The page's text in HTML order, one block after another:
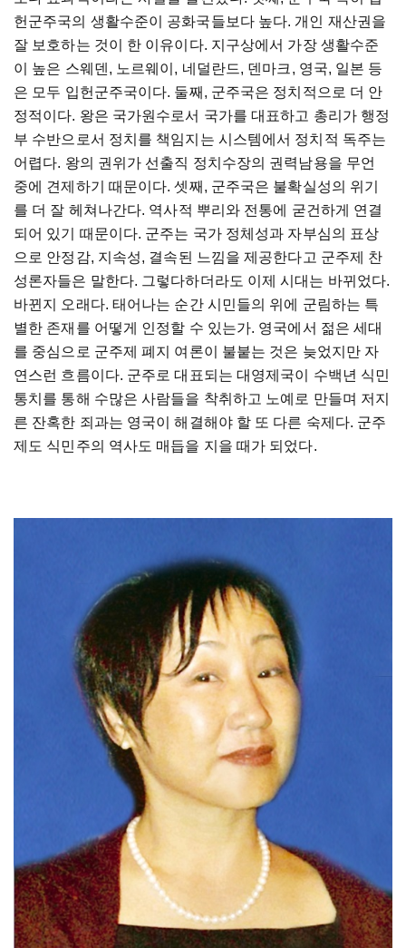
헌군주국의 생활수준이 공화국들보다 높다. 개인 재산권을
잘 보호하는 것이 한 이유이다. 지구상에서 가장 생활수준
이 높은 스웨덴, 노르웨이, 네덜란드, 덴마크, 영국, 일본 등
은 모두 입헌군주국이다. 둘째, 군주국은 정치적으로 더 안
정적이다. 왕은 국가원수로서 국가를 대표하고 총리가 행정
부 수반으로서 정치를 책임지는 시스템에서 정치적 독주는
어렵다. 왕의 권위가 선출직 정치수장의 권력남용을 무언
중에 견제하기 때문이다. 셋째, 군주국은 불확실성의 위기
를 더 잘 헤쳐나간다. 역사적 뿌리와 전통에 굳건하게 연결
되어 있기 때문이다. 군주는 국가 정체성과 자부심의 표상
으로 안정감, 지속성, 결속된 느낌을 제공한다고 군주제 찬
성론자들은 말한다. 그렇다하더라도 이제 시대는 바뀌었다.
바뀐지 오래다. 태어나는 순간 시민들의 위에 군림하는 특
별한 존재를 어떻게 인정할 수 있는가. 영국에서 젊은 세대
를 중심으로 군주제 폐지 여론이 불붙는 것은 늦었지만 자
연스런 흐름이다. 군주로 대표되는 대영제국이 수백년 식민
통치를 통해 수많은 사람들을 착취하고 노예로 만들며 저지
른 잔혹한 죄과는 영국이 해결해야 할 또 다른 숙제다. 군주
제도 식민주의 역사도 매듭을 지을 때가 되었다.